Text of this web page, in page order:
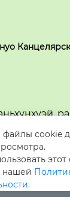
cookie
этот
нашей